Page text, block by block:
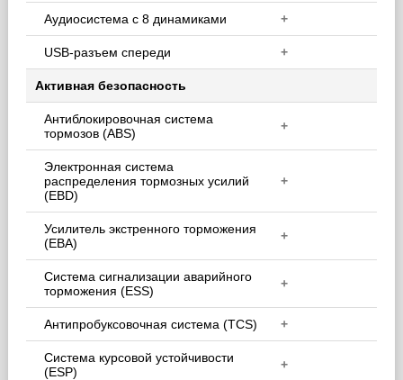
Аудиосистема с 8 динамиками +
USB-разъем спереди +
Активная безопасность
Антиблокировочная система
тормозов (ABS)
+
Электронная система
распределения тормозных усилий
(EBD)
+
Усилитель экстренного торможения
(EBA)
+
Система сигнализации аварийного
торможения (ESS)
+
Антипробуксовочная система (TCS) +
Система курсовой устойчивости
(ESP)
+